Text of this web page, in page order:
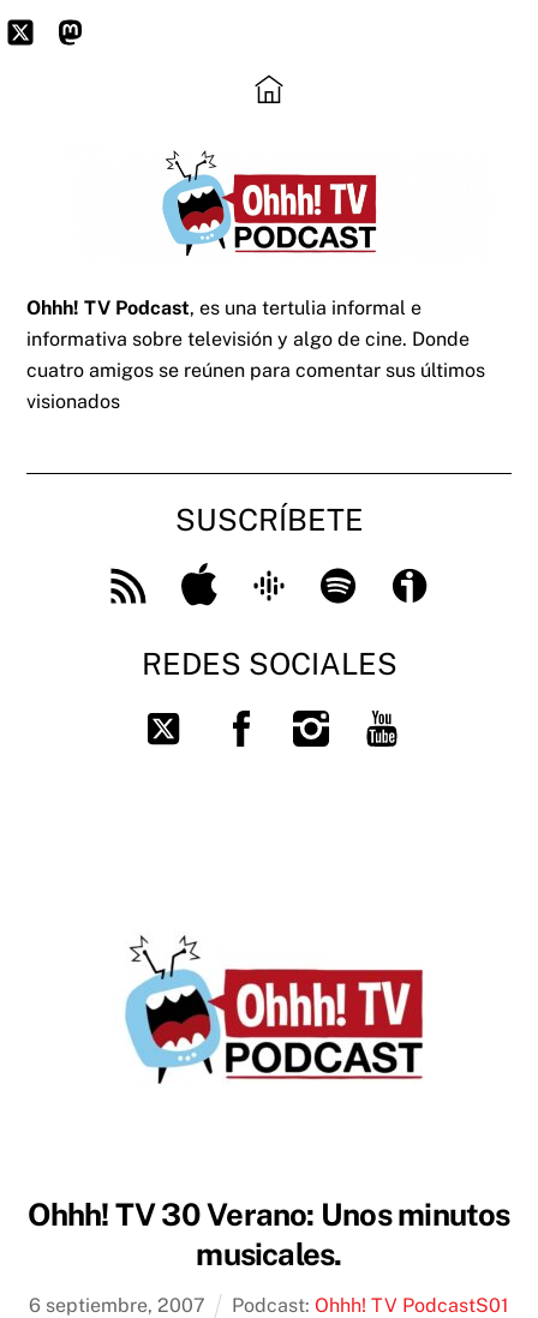
Skip
to
Icon
Mastodon
Ohhh! TV Podcast, es una tertulia informal e
informativa sobre televisión y algo de cine. Donde
cuatro amigos se reúnen para comentar sus últimos
visionados
SUSCRÍBETE
Feed
Apple
Google
Spotify Ivoox
REDES SOCIALES
Twitter FacebookInstagram
You
Ohhh! TV 30 Verano: Unos minutos
musicales.
6 septiembre, 2007 Podcast:Ohhh! TV PodcastS01